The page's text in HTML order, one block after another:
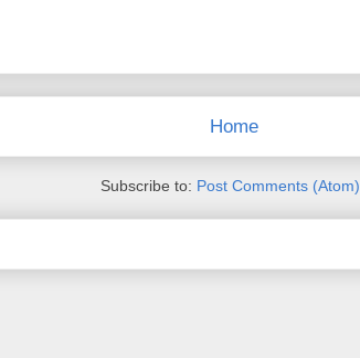
Home
Subscribe to: Post Comments (Atom)